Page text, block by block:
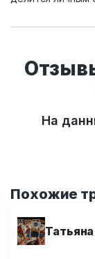
На
Похожие